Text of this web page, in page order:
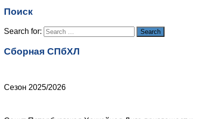
Поиск
Search for: Search
Сборная СПбХЛ
Сезон 2025/2026